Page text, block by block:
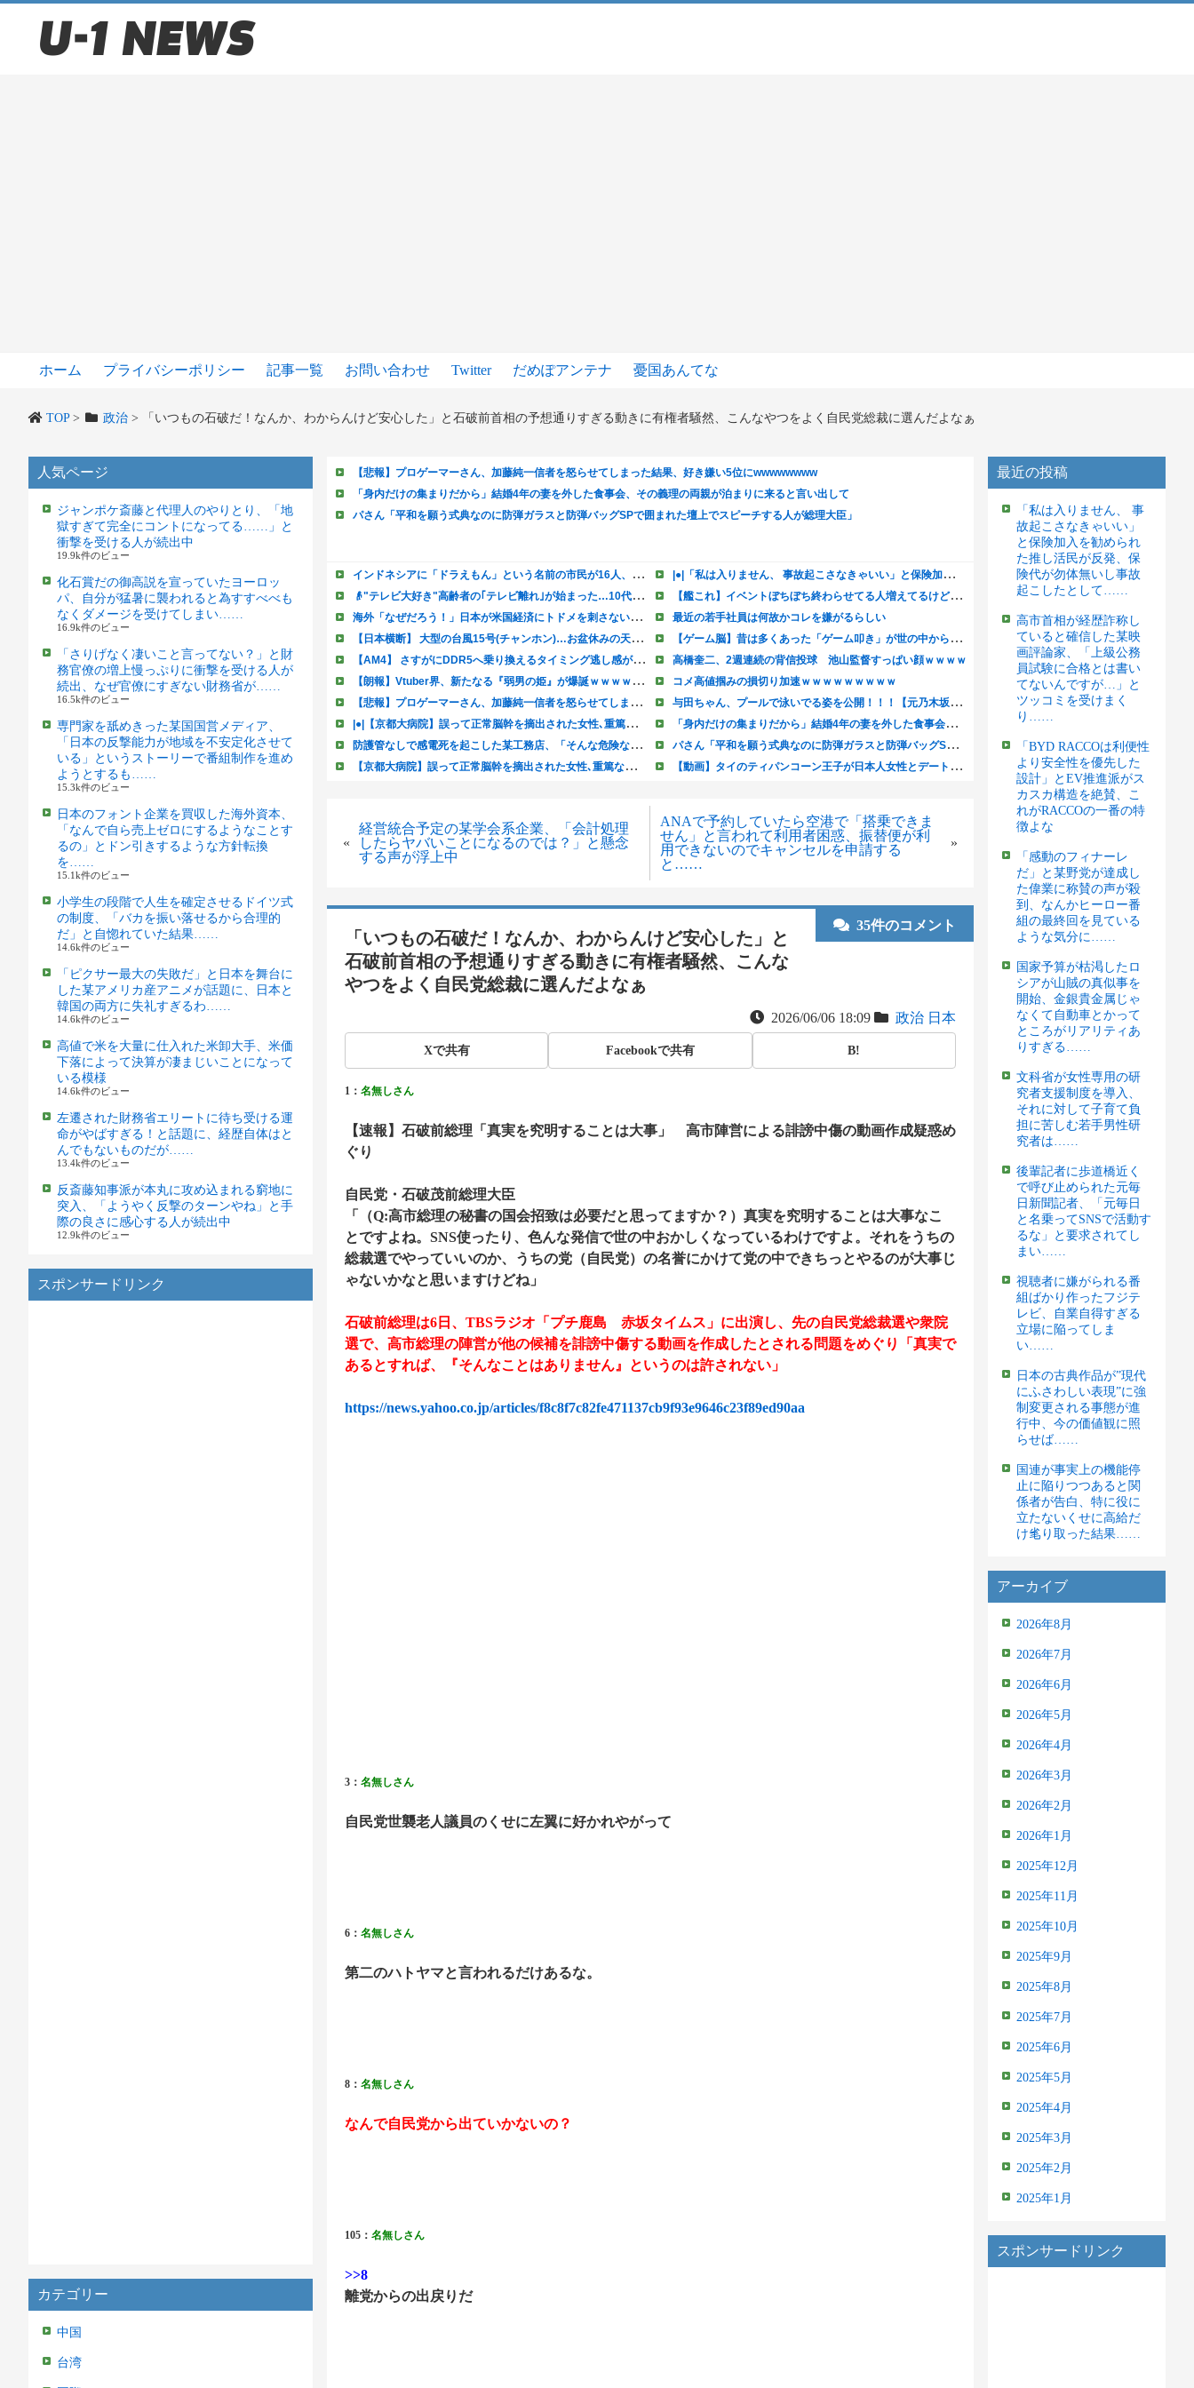
ホーム プライバシーポリシー 記事一覧 お問い合わせ Twitter だめぽアンテナ 憂国あんてな
TOP> 政治> 「いつもの石破だ！なんか、わからんけど安心した」と石破前首相の予想通りすぎる動きに有権者騒然、こんなやつをよく自民党総裁に選んだよなぁ
人気ページ
ジャンポケ斎藤と代理人のやりとり、「地
獄すぎて完全にコントになってる……」と
衝撃を受ける人が続出中
19.9k件のビュー
化石賞だの御高説を宣っていたヨーロッ
パ、自分が猛暑に襲われると為すすべべも
なくダメージを受けてしまい……
16.9k件のビュー
「さりげなく凄いこと言ってない？」と財
務官僚の増上慢っぷりに衝撃を受ける人が
続出、なぜ官僚にすぎない財務省が……
16.5k件のビュー
専門家を舐めきった某国国営メディア、
「日本の反撃能力が地域を不安定化させて
いる」というストーリーで番組制作を進め
ようとするも……
15.3k件のビュー
日本のフォント企業を買収した海外資本、
「なんで自ら売上ゼロにするようなことす
るの」とドン引きするような方針転換
を……
15.1k件のビュー
小学生の段階で人生を確定させるドイツ式
の制度、「バカを振い落せるから合理的
だ」と自惚れていた結果……
14.6k件のビュー
「ピクサー最大の失敗だ」と日本を舞台に
した某アメリカ産アニメが話題に、日本と
韓国の両方に失礼すぎるわ……
14.6k件のビュー
高値で米を大量に仕入れた米卸大手、米価
下落によって決算が凄まじいことになって
いる模様
14.6k件のビュー
左遷された財務省エリートに待ち受ける運
命がやばすぎる！と話題に、経歴自体はと
んでもないものだが……
13.4k件のビュー
反斎藤知事派が本丸に攻め込まれる窮地に
突入、「ようやく反撃のターンやね」と手
際の良さに感心する人が続出中
12.9k件のビュー
スポンサードリンク
カテゴリー
中国
台湾
«
経営統合予定の某学会系企業、「会計処理
したらヤバいことになるのでは？」と懸念
する声が浮上中
ANAで予約していたら空港で「搭乗できま
せん」と言われて利用者困惑、振替便が利
用できないのでキャンセルを申請する
と……
»
35件のコメント
「いつもの石破だ！なんか、わからんけど安心した」と
石破前首相の予想通りすぎる動きに有権者騒然、こんな
やつをよく自民党総裁に選んだよなぁ
2026/06/06 18:09 政治 日本
Xで共有 Facebookで共有 B!
1： 名無しさん
【速報】石破前総理「真実を究明することは大事」 高市陣営による誹謗中傷の動画作成疑惑め
ぐり
自民党・石破茂前総理大臣
「（Q:高市総理の秘書の国会招致は必要だと思ってますか？）真実を究明することは大事なこ
とですよね。SNS使ったり、色んな発信で世の中おかしくなっているわけですよ。それをうちの
総裁選でやっていいのか、うちの党（自民党）の名誉にかけて党の中できちっとやるのが大事じ
ゃないかなと思いますけどね」
石破前総理は6日、TBSラジオ「プチ鹿島 赤坂タイムス」に出演し、先の自民党総裁選や衆院
選で、高市総理の陣営が他の候補を誹謗中傷する動画を作成したとされる問題をめぐり「真実で
あるとすれば、『そんなことはありません』というのは許されない」
https://news.yahoo.co.jp/articles/f8c8f7c82fe471137cb9f93e9646c23f89ed90aa
3： 名無しさん
自民党世襲老人議員のくせに左翼に好かれやがって
6： 名無しさん
第二のハトヤマと言われるだけあるな。
8： 名無しさん
なんで自民党から出ていかないの？
105： 名無しさん
>>8
離党からの出戻りだ
最近の投稿
「私は入りません、 事
故起こさなきゃいい」
と保険加入を勧められ
た推し活民が反発、保
険代が勿体無いし事故
起こしたとして……
高市首相が経歴詐称し
ていると確信した某映
画評論家、「上級公務
員試験に合格とは書い
てないんですが…」と
ツッコミを受けまく
り……
「BYD RACCOは利便性
より安全性を優先した
設計」とEV推進派がス
カスカ構造を絶賛、こ
れがRACCOの一番の特
徴よな
「感動のフィナーレ
だ」と某野党が達成し
た偉業に称賛の声が殺
到、なんかヒーロー番
組の最終回を見ている
ような気分に……
国家予算が枯渇したロ
シアが山賊の真似事を
開始、金銀貴金属じゃ
なくて自動車とかって
ところがリアリティあ
りすぎる……
文科省が女性専用の研
究者支援制度を導入、
それに対して子育て負
担に苦しむ若手男性研
究者は……
後輩記者に歩道橋近く
で呼び止められた元毎
日新聞記者、「元毎日
と名乗ってSNSで活動す
るな」と要求されてし
まい……
視聴者に嫌がられる番
組ばかり作ったフジテ
レビ、自業自得すぎる
立場に陥ってしま
い……
日本の古典作品が”現代
にふさわしい表現”に強
制変更される事態が進
行中、今の価値観に照
らせば……
国連が事実上の機能停
止に陥りつつあると関
係者が告白、特に役に
立たないくせに高給だ
け毟り取った結果……
アーカイブ
2026年8月
2026年7月
2026年6月
2026年5月
2026年4月
2026年3月
2026年2月
2026年1月
2025年12月
2025年11月
2025年10月
2025年9月
2025年8月
2025年7月
2025年6月
2025年5月
2025年4月
2025年3月
2025年2月
2025年1月
スポンサードリンク